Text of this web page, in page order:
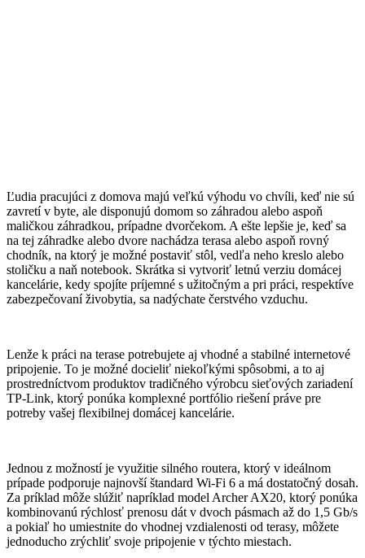
Ľudia pracujúci z domova majú veľkú výhodu vo chvíli, keď nie sú
zavretí v byte, ale disponujú domom so záhradou alebo aspoň
maličkou záhradkou, prípadne dvorčekom. A ešte lepšie je, keď sa
na tej záhradke alebo dvore nachádza terasa alebo aspoň rovný
chodník, na ktorý je možné postaviť stôl, vedľa neho kreslo alebo
stoličku a naň notebook. Skrátka si vytvoriť letnú verziu domácej
kancelárie, kedy spojíte príjemné s užitočným a pri práci, respektíve
zabezpečovaní živobytia, sa nadýchate čerstvého vzduchu.
Lenže k práci na terase potrebujete aj vhodné a stabilné internetové
pripojenie. To je možné docieliť niekoľkými spôsobmi, a to aj
prostredníctvom produktov tradičného výrobcu sieťových zariadení
TP-Link, ktorý ponúka komplexné portfólio riešení práve pre
potreby vašej flexibilnej domácej kancelárie.
Jednou z možností je využitie silného routera, ktorý v ideálnom
prípade podporuje najnovší štandard Wi-Fi 6 a má dostatočný dosah.
Za príklad môže slúžiť napríklad model Archer AX20, ktorý ponúka
kombinovanú rýchlosť prenosu dát v dvoch pásmach až do 1,5 Gb/s
a pokiaľ ho umiestnite do vhodnej vzdialenosti od terasy, môžete
jednoducho zrýchliť svoje pripojenie v týchto miestach.